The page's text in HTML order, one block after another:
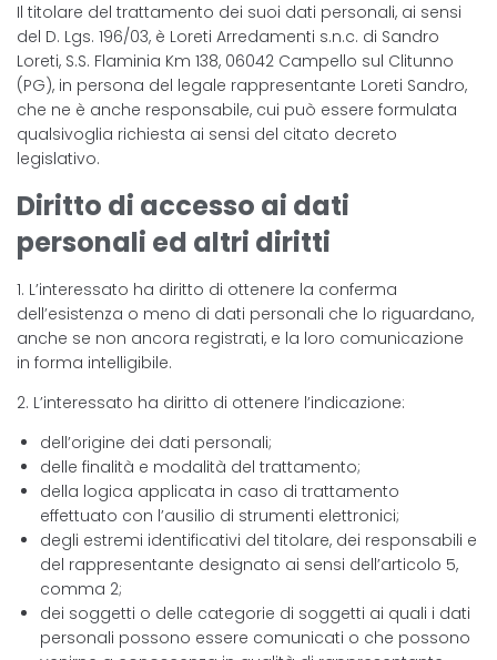
Il titolare del trattamento dei suoi dati personali, ai sensi
del D. Lgs. 196/03, è Loreti Arredamenti s.n.c. di Sandro
Loreti, S.S. Flaminia Km 138, 06042 Campello sul Clitunno
(PG), in persona del legale rappresentante Loreti Sandro,
che ne è anche responsabile, cui può essere formulata
qualsivoglia richiesta ai sensi del citato decreto
legislativo.
Diritto di accesso ai dati
personali ed altri diritti
1. L’interessato ha diritto di ottenere la conferma
dell’esistenza o meno di dati personali che lo riguardano,
anche se non ancora registrati, e la loro comunicazione
in forma intelligibile.
2. L’interessato ha diritto di ottenere l’indicazione:
dell’origine dei dati personali;
delle finalità e modalità del trattamento;
della logica applicata in caso di trattamento
effettuato con l’ausilio di strumenti elettronici;
degli estremi identificativi del titolare, dei responsabili e
del rappresentante designato ai sensi dell’articolo 5,
comma 2;
dei soggetti o delle categorie di soggetti ai quali i dati
personali possono essere comunicati o che possono